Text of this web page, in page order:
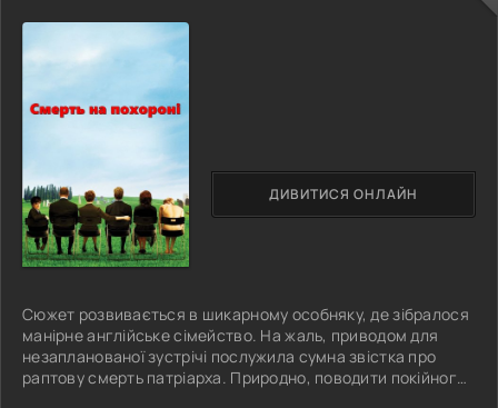
Сюжет розвивається в шикарному особняку, де зібралося
манірне англійське сімейство. На жаль, приводом для
незапланованої зустрічі послужила сумна звістка про
раптову смерть патріарха. Природно, поводити покійного
ДИВИТИСЯ ОНЛАЙН